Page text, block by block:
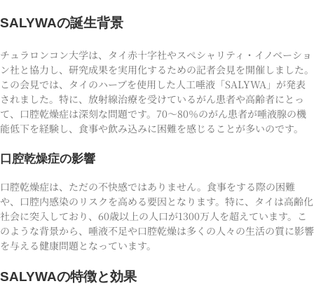
SALYWAの誕生背景
チュラロンコン大学は、タイ赤十字社やスペシャリティ・イノベーショ
ン社と協力し、研究成果を実用化するための記者会見を開催しました。
この会見では、タイのハーブを使用した人工唾液「SALYWA」が発表
されました。特に、放射線治療を受けているがん患者や高齢者にとっ
て、口腔乾燥症は深刻な問題です。70〜80％のがん患者が唾液腺の機
能低下を経験し、食事や飲み込みに困難を感じることが多いのです。
口腔乾燥症の影響
口腔乾燥症は、ただの不快感ではありません。食事をする際の困難
や、口腔内感染のリスクを高める要因となります。特に、タイは高齢化
社会に突入しており、60歳以上の人口が1300万人を超えています。こ
のような背景から、唾液不足や口腔乾燥は多くの人々の生活の質に影響
を与える健康問題となっています。
SALYWAの特徴と効果